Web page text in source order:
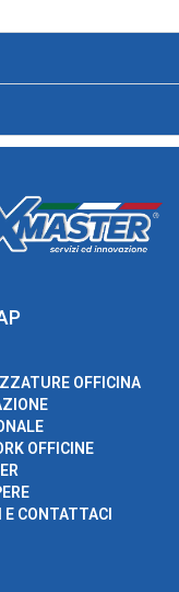
OFFICINA
OFFICINE
E CONTATTACI